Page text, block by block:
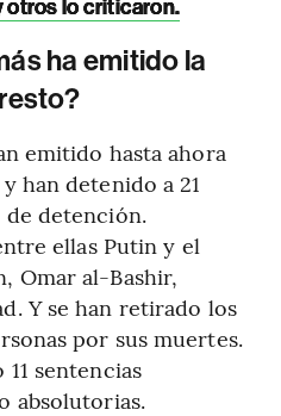
otros lo criticaron.
ha emitido la
emitido hasta ahora
han detenido a 21
de detención.
ellas Putin y el
Omar al-Bashir,
Y se han retirado los
por sus muertes.
sentencias
absolutorias.